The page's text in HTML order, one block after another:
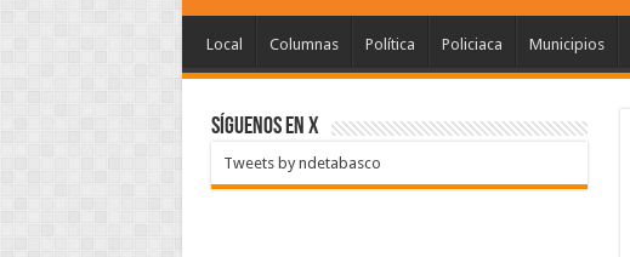
Local Columnas Política Policiaca Municipios
SÍGUENOS EN X
Tweets by ndetabasco